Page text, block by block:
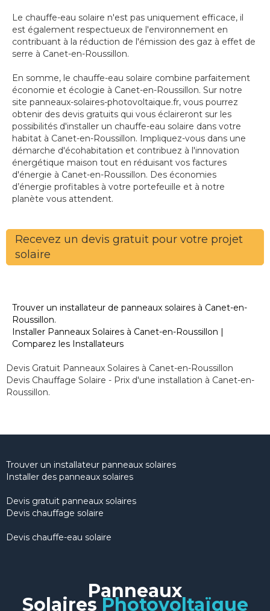
Le chauffe-eau solaire n'est pas uniquement efficace, il
est également respectueux de l'environnement en
contribuant à la réduction de l'émission des gaz à effet de
serre à Canet-en-Roussillon.
En somme, le chauffe-eau solaire combine parfaitement
économie et écologie à Canet-en-Roussillon. Sur notre
site panneaux-solaires-photovoltaique.fr, vous pourrez
obtenir des devis gratuits qui vous éclaireront sur les
possibilités d'installer un chauffe-eau solaire dans votre
habitat à Canet-en-Roussillon. Impliquez-vous dans une
démarche d'écohabitation et contribuez à l'innovation
énergétique maison tout en réduisant vos factures
d'énergie à Canet-en-Roussillon. Des économies
d’énergie profitables à votre portefeuille et à notre
planète vous attendent.
Recevez un devis gratuit pour votre projet
solaire
Trouver un installateur de panneaux solaires à Canet-en-
Roussillon.
Installer Panneaux Solaires à Canet-en-Roussillon |
Comparez les Installateurs
Devis Gratuit Panneaux Solaires à Canet-en-Roussillon
Devis Chauffage Solaire - Prix d'une installation à Canet-en-
Roussillon.
Trouver un installateur panneaux solaires
Installer des panneaux solaires
Devis gratuit panneaux solaires
Devis chauffage solaire
Devis chauffe-eau solaire
Panneaux
Solaires Photovoltaïque